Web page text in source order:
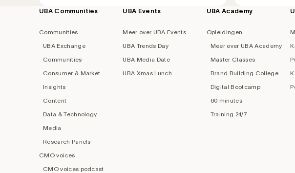
Footer
UBA Communities
Communities
UBA Exchange
Communities
Consumer & Market
Insights
Content
Data & Technology
Media
Research Panels
CMO voices
CMO voices podcast
UBA Events
Meer over UBA Events
UBA Trends Day
UBA Media Date
UBA Xmas Lunch
UBA Academy
Opleidingen
Meer over UBA Academy
Master Classes
Brand Building College
Digital Bootcamp
60 minutes
Training 24/7